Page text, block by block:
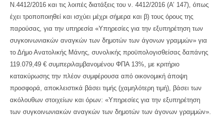
Ν.4412/2016 και τις λοιπές διατάξεις του ν. 4412/2016 (Α’ 147), όπως
έχει τροποποιηθεί και ισχύει μέχρι σήμερα και β) τους όρους της
παρούσας, για την υπηρεσία «Υπηρεσίες για την εξυπηρέτηση των
συγκοινωνιακών αναγκών των δημοτών των άγονων γραμμών» για
το Δήμο Ανατολικής Μάνης, συνολικής προϋπολογισθείσας δαπάνης
119.079,49 € συμπεριλαμβανομένου ΦΠΑ 13%, με κριτήριο
κατακύρωσης την πλέον συμφέρουσα από οικονομική άποψη
προσφορά, αποκλειστικά βάσει τιμής (χαμηλότερη τιμή), βάσει των
ακόλουθων στοιχείων και όρων: «Υπηρεσίες για την εξυπηρέτηση
των συγκοινωνιακών αναγκών των δημοτών των άγονων γραμμών».